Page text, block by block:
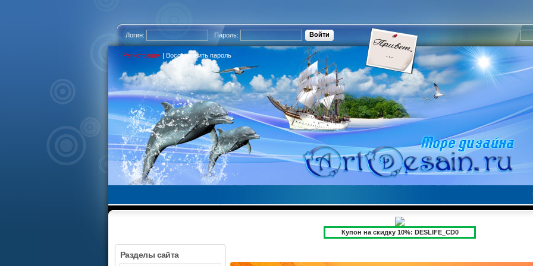
Логин: Пароль:
Регистрация | Восстановить пароль
Купон на скидку 10%: DESLIFE_CD0
Разделы сайта